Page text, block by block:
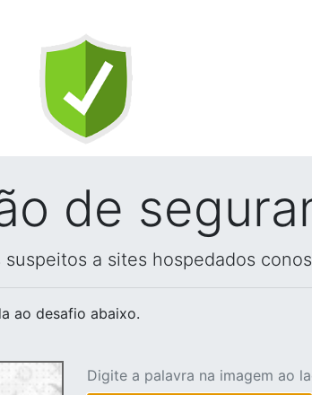
de
a sites hospedados
ao desafio abaixo.
Digite a palavra na imagem ao